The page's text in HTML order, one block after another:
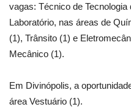
vagas: Técnico de
Laboratório, nas áreas de
(1), Trânsito (1) e
Mecânico (1).
Em Divinópolis, a
área Vestuário (1).